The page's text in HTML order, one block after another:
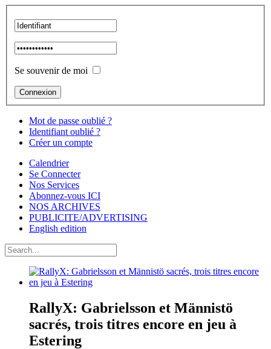
Se souvenir de moi
Mot de passe oublié ?
Identifiant oublié ?
Créer un compte
Calendrier
Se Connecter
Nos Services
Abonnez-vous ICI
NOS ARCHIVES
PUBLICITE/ADVERTISING
English edition
RallyX: Gabrielsson et Männistö
sacrés, trois titres encore en jeu à
Estering